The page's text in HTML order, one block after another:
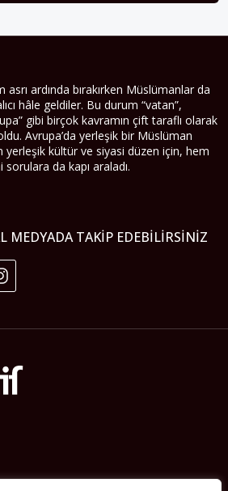
asrı ardında bırakırken Müslümanlar da
hâle geldiler. Bu durum “vatan”,
gibi birçok kavramın çift taraflı olarak
Avrupa’da yerleşik bir Müslüman
yerleşik kültür ve siyasi düzen için, hem
da kapı araladı.
MEDYADA TAKIP EDEBILIRSINIZ